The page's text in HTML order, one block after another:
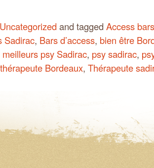
Uncategorized and tagged Access bars
Sadirac, Bars d’access, bien être
meilleurs psy Sadirac, psy sadirac,
thérapeute Bordeaux, Thérapeute